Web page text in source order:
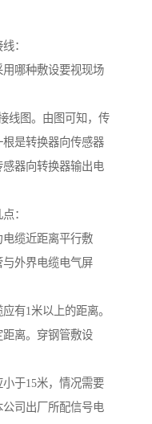
：
哪种敷设要视现场
线图。由图可知，传
是转换器向传感器
器向转换器输出电
：
缆近距离平行敷
外界电缆电气屏
有1米以上的距离。
离。穿钢管敷设
于15米，情况需要
司出厂所配信号电